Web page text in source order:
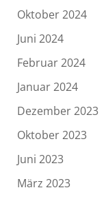
Oktober 2024
Juni 2024
Februar 2024
Januar 2024
Dezember 2023
Oktober 2023
Juni 2023
März 2023